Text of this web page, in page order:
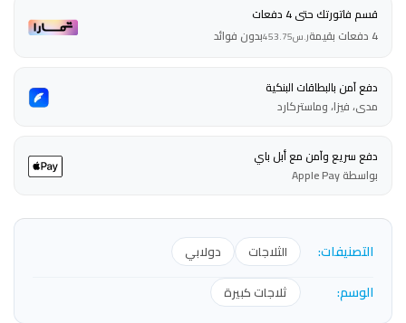
قسم فاتورتك حتى 4 دفعات
4 دفعات بقيمة
ر.س453.75بدون فوائد
دفع آمن بالبطاقات البنكية
مدى، فيزا، وماستركارد
دفع سريع وآمن مع أبل باي
بواسطة Apple Pay
التصنيفات: الثلاجات دولابي
الوسم: ثلاجات كبيرة